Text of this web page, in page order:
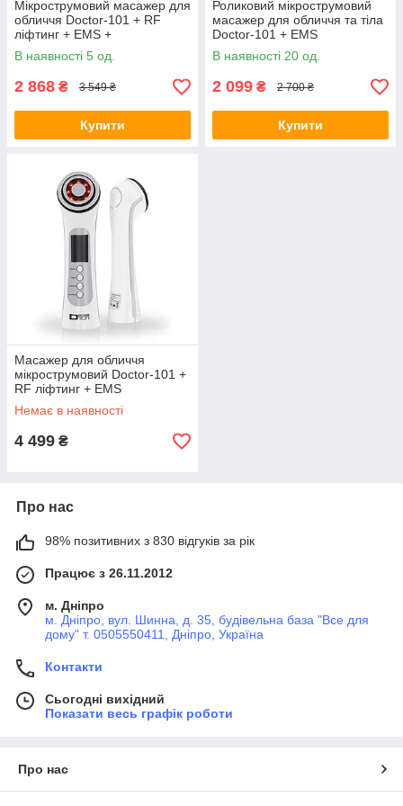
Мікрострумовий масажер для
обличчя Doctor-101 + RF
ліфтинг + EMS +
світлотерапія для ліфтингу та
омолодження шкіри (BP-
В наявності 5 од.
2 868 ₴ 3 549 ₴
Купити
Роликовий мікрострумовий
масажер для обличчя та тіла
Doctor-101 + EMS
стимулятор для підтяжки
шкіри обличчя та схуднення
В наявності 20 од.
2 099 ₴ 2 700 ₴
Купити
Масажер для обличчя
мікрострумовий Doctor-101 +
RF ліфтинг + EMS
стимулятор + LED терапія
для ліфтингу шкіри та
Немає в наявності
4 499 ₴
Про нас
98% позитивних з 830 відгуків за рік
Працює з 26.11.2012
м. Дніпро
м. Дніпро, вул. Шинна, д. 35, будівельна база "Все для
дому" т. 0505550411, Дніпро, Україна
Контакти
Сьогодні вихідний
Показати весь графік роботи
Про нас